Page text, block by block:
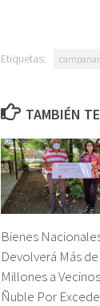
Etiquetas:
TAMBIÉN
Bienes
Devolverá Más de
Millones a
Ñuble Por